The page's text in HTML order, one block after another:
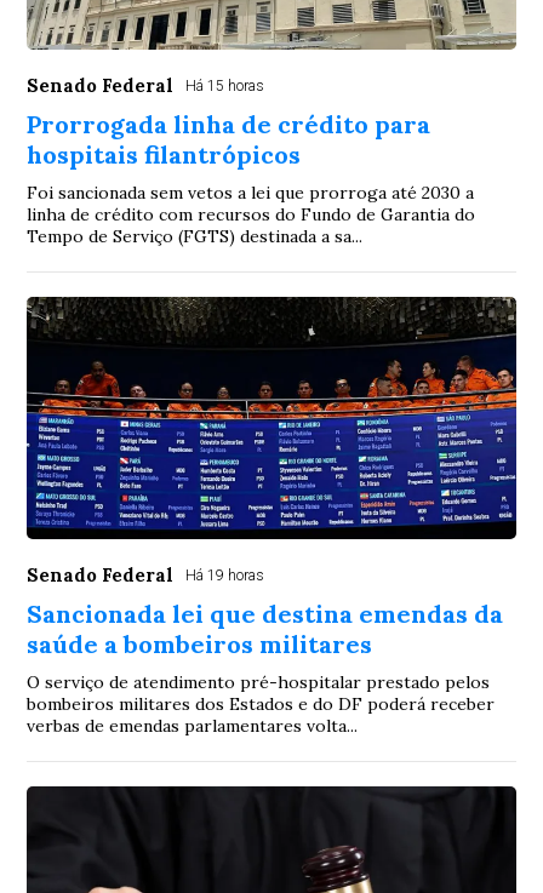
Senado Federal Há 15 horas
Prorrogada linha de crédito para
hospitais filantrópicos
Foi sancionada sem vetos a lei que prorroga até 2030 a
linha de crédito com recursos do Fundo de Garantia do
Tempo de Serviço (FGTS) destinada a sa...
Senado Federal Há 19 horas
Sancionada lei que destina emendas da
saúde a bombeiros militares
O serviço de atendimento pré-hospitalar prestado pelos
bombeiros militares dos Estados e do DF poderá receber
verbas de emendas parlamentares volta...